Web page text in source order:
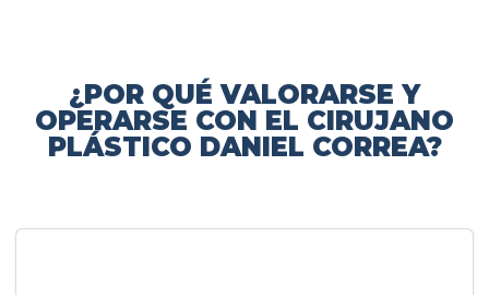
¿POR QUÉ VALORARSE Y
OPERARSE CON EL CIRUJANO
PLÁSTICO DANIEL CORREA?